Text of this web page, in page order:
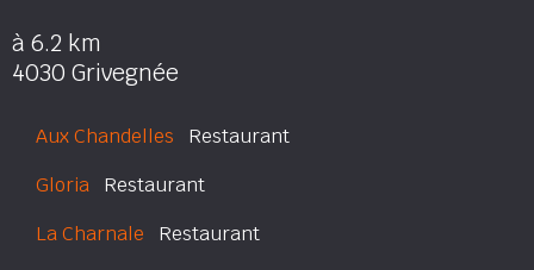
à 6.2 km
4030 Grivegnée
Aux Chandelles Restaurant
Gloria Restaurant
La Charnale Restaurant